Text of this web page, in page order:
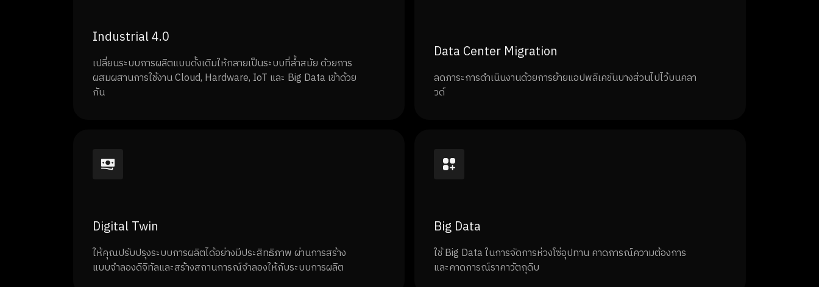
Industrial 4.0
เปลี่ยนระบบการผลิตแบบดั้งเดิมให้กลายเป็นระบบที่ล้ำสมัย ด้วยการ
ผสมผสานการใช้งาน Cloud, Hardware, IoT และ Big Data เข้าด้วย
กัน
Data Center Migration
ลดภาระการดำเนินงานด้วยการย้ายแอปพลิเคชันบางส่วนไปไว้บนคลา
วด์
Digital Twin
ให้คุณปรับปรุงระบบการผลิตได้อย่างมีประสิทธิภาพ ผ่านการสร้าง
แบบจำลองดิจิทัลและสร้างสถานการณ์จำลองให้กับระบบการผลิต
Big Data
ใช้ Big Data ในการจัดการห่วงโซ่อุปทาน คาดการณ์ความต้องการ
และคาดการณ์ราคาวัตถุดิบ